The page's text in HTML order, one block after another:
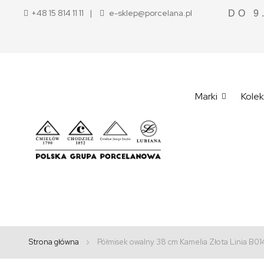
+48 15 814 11 11 e-sklep@porcelana.pl DO
Marki
Strona główna Półmisek owalny 38 cm Kamelia Złota Linia